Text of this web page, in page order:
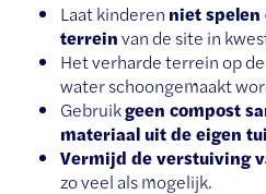
Laat kinderen niet
terreinvan de site in
Het verharde terrein op
water schoongemaakt
Gebruikgeen compost
materiaal uit de eigen
Vermijd de verstuiving
zo veel als mogelijk.